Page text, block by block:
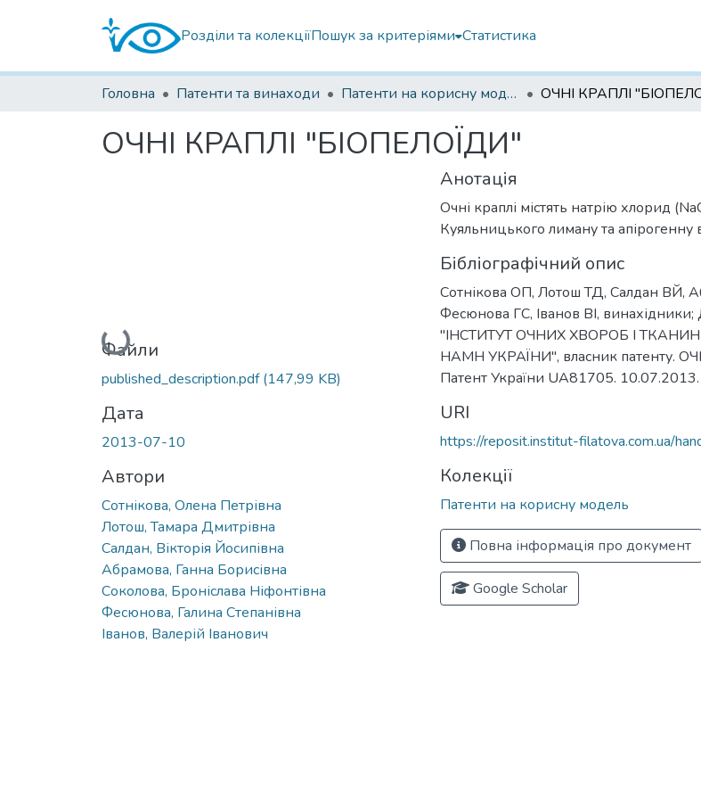
Розділи та колекціїПошук за критеріями Статистика
Головна Патенти та винаходи Патенти на корисну модель
ОЧНІ КРАПЛІ "БІОПЕЛОЇДИ"
Вантажиться...
Файли
published_description.pdf(147,99 KB)
Дата
2013-07-10
Автори
Сотнікова, Олена Петрівна
Лотош, Тамара Дмитрівна
Салдан, Вікторія Йосипівна
Абрамова, Ганна Борисівна
Соколова, Броніслава Ніфонтівна
Фесюнова, Галина Степанівна
Іванов, Валерій Іванович
Анотація
Очні краплі містять натрію хлорид
Куяльницького лиману та апірогенну
Бібліографічний опис
Сотнікова ОП, Лотош ТД, Салдан ВЙ,
Фесюнова ГС, Іванов ВІ,
"ІНСТИТУТ ОЧНИХ ХВОРОБ І
НАМН УКРАЇНИ", власник патенту.
Патент України UA81705. 10.07.2013.
URI
https://reposit.institut-filatova.com.ua/
Колекції
Патенти на корисну модель
Повна інформація про документ
Google Scholar